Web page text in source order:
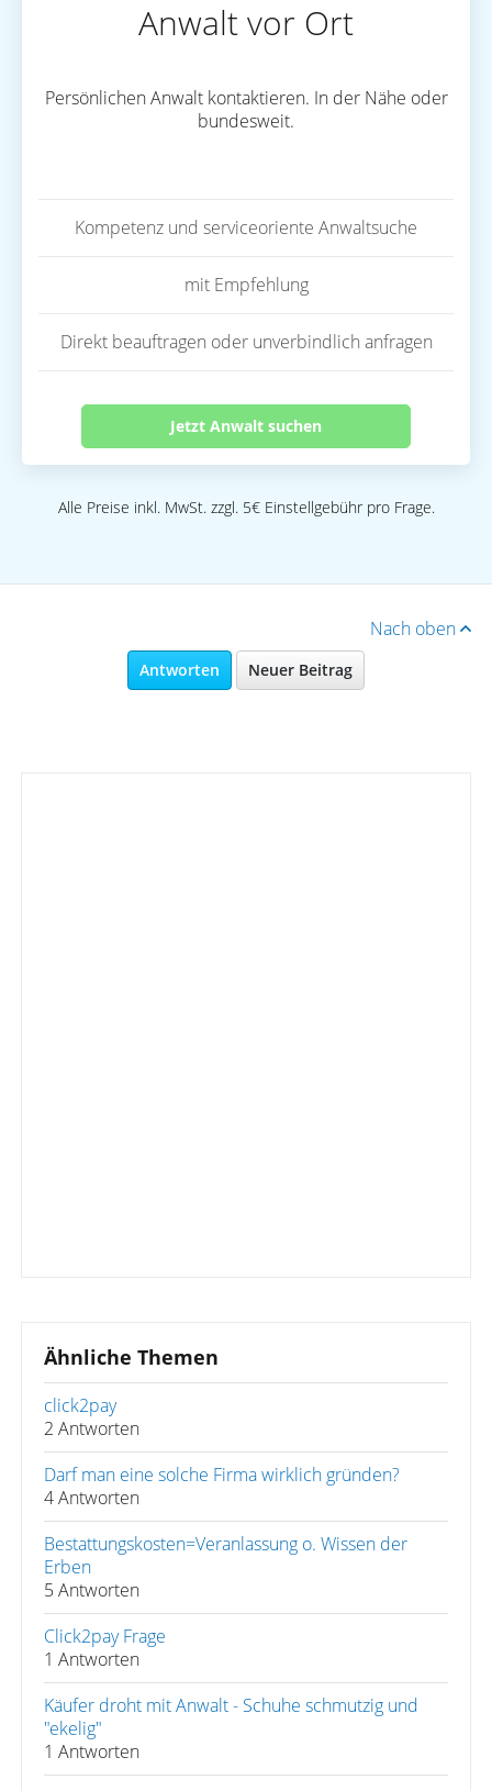
Anwalt vor Ort
Persönlichen Anwalt kontaktieren. In der Nähe oder
bundesweit.
Kompetenz und serviceoriente Anwaltsuche
mit Empfehlung
Direkt beauftragen oder unverbindlich anfragen
Jetzt Anwalt suchen
Alle Preise inkl. MwSt. zzgl. 5€ Einstellgebühr pro Frage.
Nach oben
Antworten Neuer Beitrag
Ähnliche Themen
click2pay
2 Antworten
Darf man eine solche Firma wirklich gründen?
4 Antworten
Bestattungskosten=Veranlassung o. Wissen der
Erben
5 Antworten
Click2pay Frage
1 Antworten
Käufer droht mit Anwalt - Schuhe schmutzig und
"ekelig"
1 Antworten